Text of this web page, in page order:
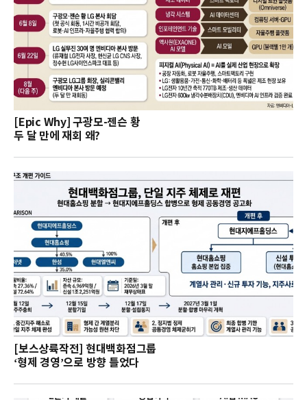
[Epic Why] 구광모-젠슨 황
두 달 만에 재회 왜?
[보스상륙작전] 현대백화점그룹
‘형제 경영’으로 방향 틀었다